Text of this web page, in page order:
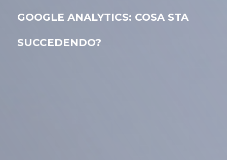
GOOGLE ANALYTICS: COSA STA
SUCCEDENDO?